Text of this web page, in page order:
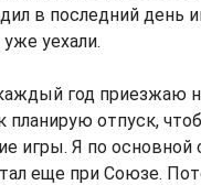
в последний день
уехали.
год приезжаю
планирую отпуск,
игры. Я по основной
еще при Союзе.